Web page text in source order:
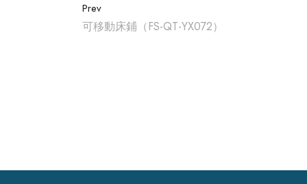
Prev
可移動床鋪（FS-QT-YX072）